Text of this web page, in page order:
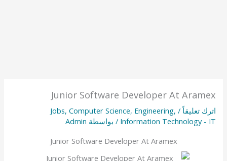
Junior Software Developer At Aramex
اترك تعليقاً /
Jobs, Computer Science, Engineering,
Information Technology - IT / بواسطة Admin
Junior Software Developer At Aramex